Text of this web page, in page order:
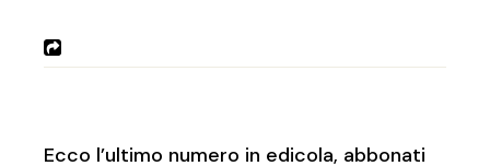
Ecco l’ultimo numero in edicola, abbonati